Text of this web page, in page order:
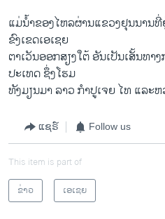
ແມ່​ນໍ້າຂອງ​ໄຫລ​ຜ່ານ​ແຂວງ​ຢຸນນານ​
ຂົງ​ເຂດ​ເອ​ເຊຍ​
ຕາ​ເວັນ​ອອກສຽງ​ໃຕ້ ອັນ​ເປັນເສັ້ນທ
ປະ​ເທດ ຊຶ່ງໂຮມ​
ທັງ​ມຽນມາ ລາວ ກໍາປູ​ເຈຍ ​ໄທ ​ແລະ​
ແຊຣ໌ Follow us
This item is part of
ຂ່າວ
ເອເຊຍ